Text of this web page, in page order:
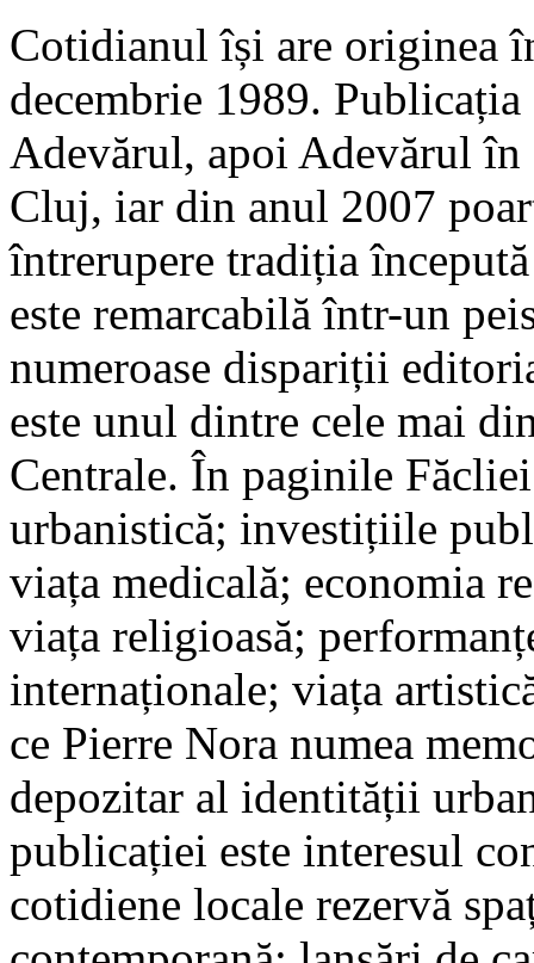
Cotidianul își are originea
decembrie 1989.
Adevărul, apoi Adevărul
Cluj, iar din anul 2007
întrerupere tradiția
este remarcabilă într-un
numeroase dispariții
este unul dintre cele mai
Centrale. În paginile
urbanistică; investițiile
viața medicală; economia
viața religioasă;
internaționale; viața
ce Pierre Nora numea
depozitar al identității
publicației este interesul
cotidiene locale rezervă